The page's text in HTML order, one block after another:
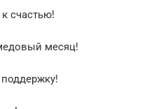
счастью!
месяц!